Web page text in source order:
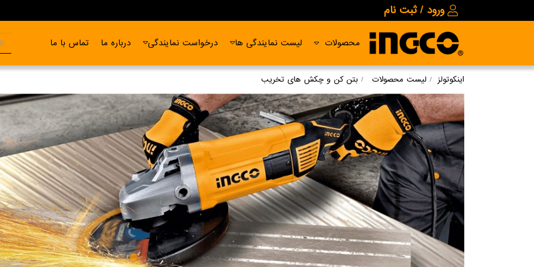
ورود / ثبت نام
محصولات لیست نمایندگی ها درخواست نمایندگی درباره ما تماس با ما
اینکوتولز لیست محصولات بتن کن و چکش های تخریب